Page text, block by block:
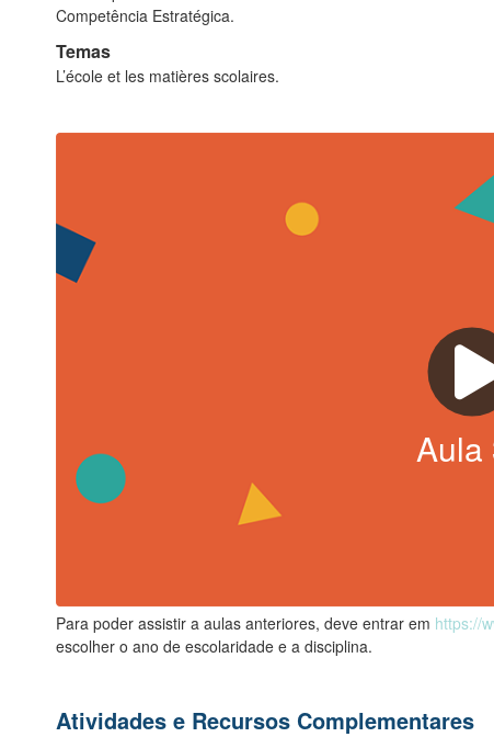
Competência Estratégica.
Temas
L’école et les matières scolaires.
Aula
Para poder assistir a aulas anteriores, deve entrar em https://
escolher o ano de escolaridade e a disciplina.
Atividades e Recursos Complementares